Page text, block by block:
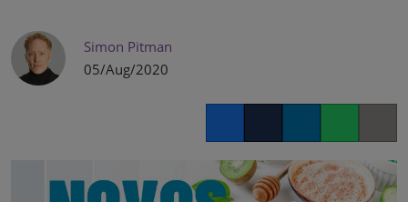
Simon Pitman
05/Aug/2020